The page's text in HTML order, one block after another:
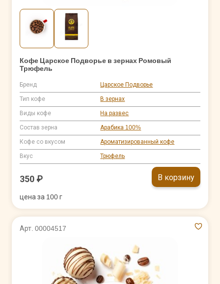
Кофе Царское Подворье в зернах Ромовый
Трюфель
Бренд Царское Подворье
Тип кофе В зернах
Виды кофе На развес
Состав зерна Арабика 100%
Кофе со вкусом Ароматизированный кофе
Вкус Трюфель
350 ₽ В корзину
цена за 100 г
Арт. 00004517